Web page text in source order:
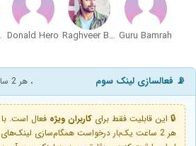
Guru Bamrah
Raghveer Boli
Donald Hero
📡 فعالسازی لینک سوم ، هر 2 ساعت یک فیلم برای یک کاربر ویژه
🔒 این قابلیت فقط برای کاربران ویژه فعال است. با